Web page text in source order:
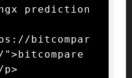
prediction
bitcompar